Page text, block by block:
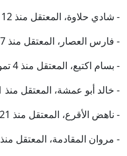
- شادي حلاوة، المعتقل منذ 12 كانون الأول/ديسمبر 2005.
- فارس العصار، المعتقل منذ 7 آذار/مارس 2006 .
- بسام اكتيع، المعتقل منذ 4 تموز/يوليو 2006.
- خالد أبو عمشة، المعتقل منذ 21 أيلول/سبتمبر 2006.
- ناهض الأقرع، المعتقل منذ 21 تموز/يوليو 2007.
- مروان المقادمة، المعتقل منذ 17 تشرين الثاني/نوفمبر 2007.